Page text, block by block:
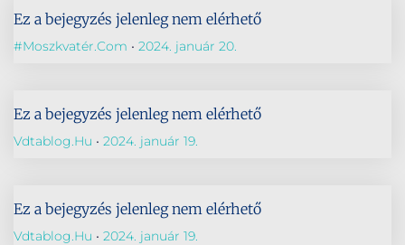
Ez a bejegyzés jelenleg nem elérhető
#Moszkvatér.com 2024. január 20.
Ez a bejegyzés jelenleg nem elérhető
Vdtablog.hu 2024. január 19.
Ez a bejegyzés jelenleg nem elérhető
Vdtablog.hu 2024. január 19.